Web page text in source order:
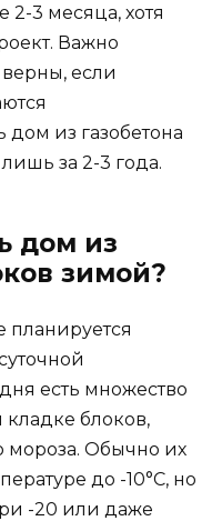
3 месяца, хотя
Важно
верны, если
из газобетона
за 2-3 года.
дом из
зимой?
планируется
есть множество
блоков,
мороза. Обычно их
до -10°C, но
-20 или даже